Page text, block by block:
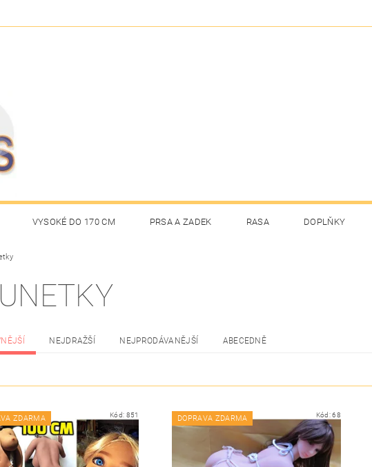
VYSOKÉ DO 170 CM PRSA A ZADEK RASA DOPLŇKY
NEJDRAŽŠÍ NEJPRODÁVANĚJŠÍ ABECEDNĚ
ZDARMA Kód: 851 DOPRAVA ZDARMA Kód:68